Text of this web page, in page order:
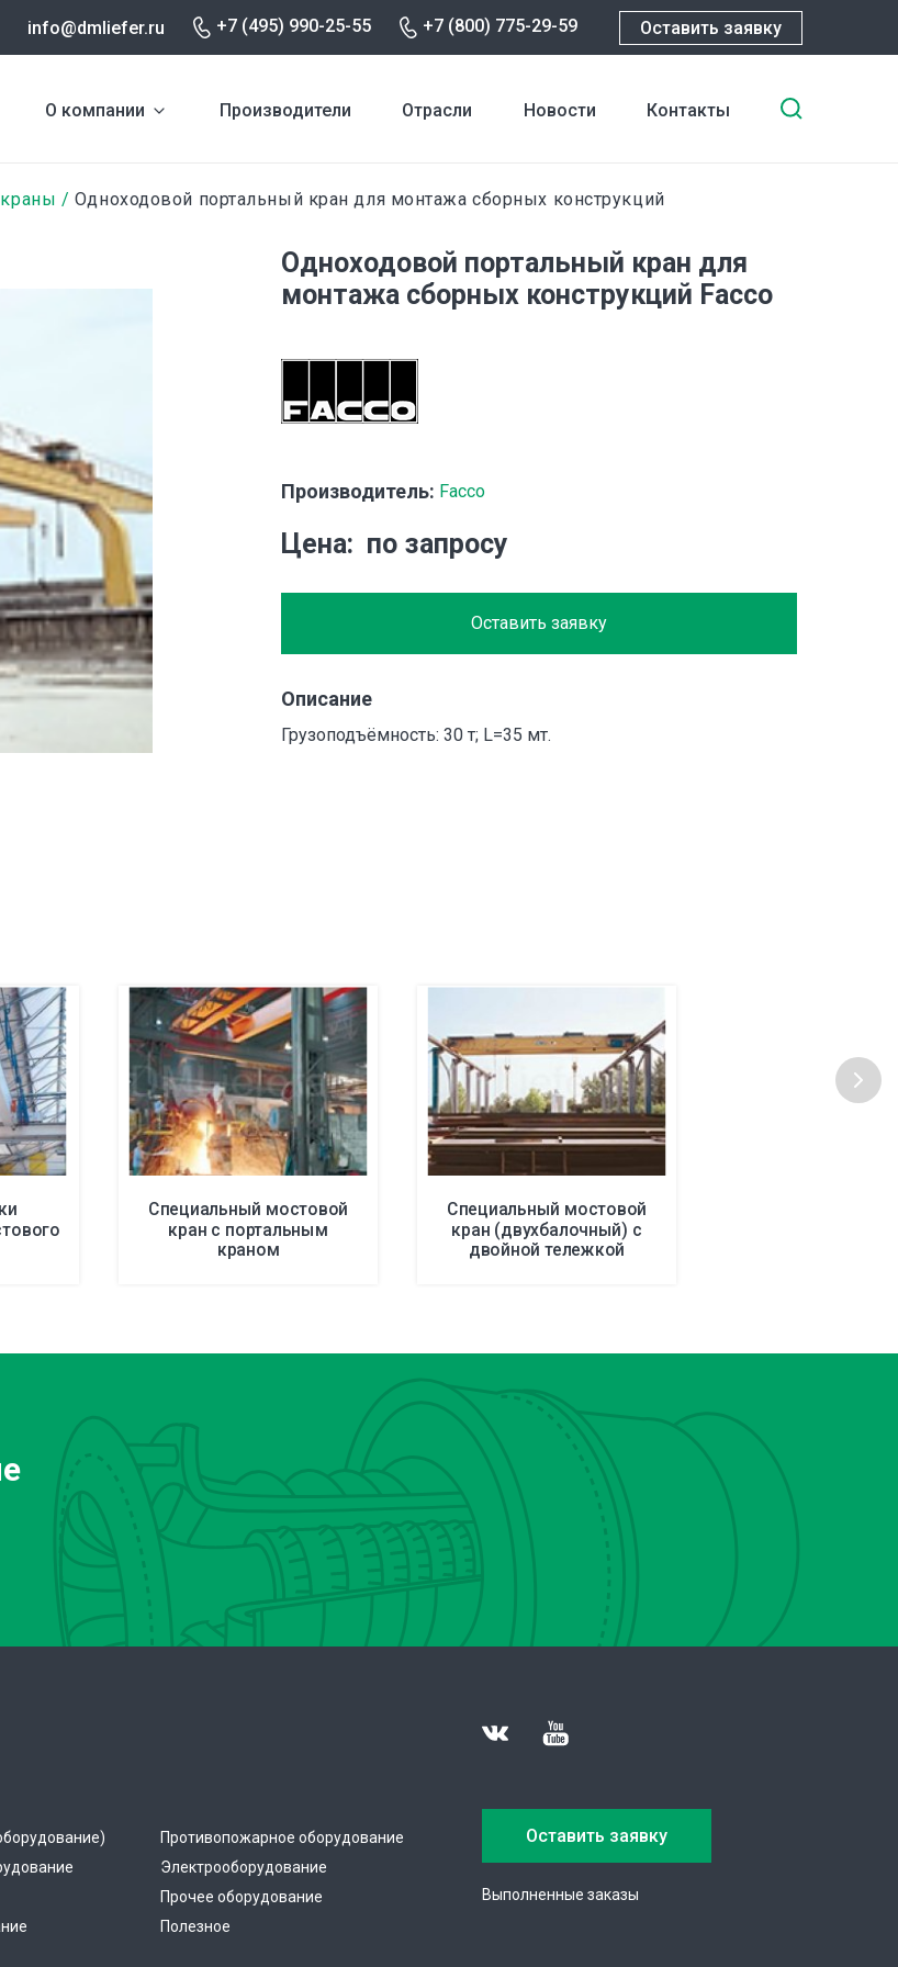
info@dmliefer.ru +7 (495) 990-25-55 +7 (800) 775-29-59 Оставить заявку
О компании Производители Отрасли Новости Контакты
Одноходовой портальный кран для монтажа сборных конструкций
Одноходовой портальный кран для
монтажа сборных конструкций Facco
Производитель: Facco
Цена по запросу
Оставить заявку
Описание
Грузоподъёмность: 30 т; L=35 мт.
Специальный мостовой
кран с портальным
краном
Специальный мостовой
кран (двухбалочный) с
двойной тележкой
Противопожарное оборудование
Электрооборудование
Прочее оборудование
Полезное
Оставить заявку
Выполненные заказы